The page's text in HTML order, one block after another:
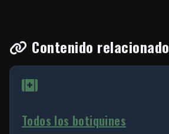
Contenido relacionado
Todos los botiquines